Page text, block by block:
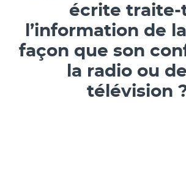
écrite traite-
l’information de
façon que son
la radio ou
télévision